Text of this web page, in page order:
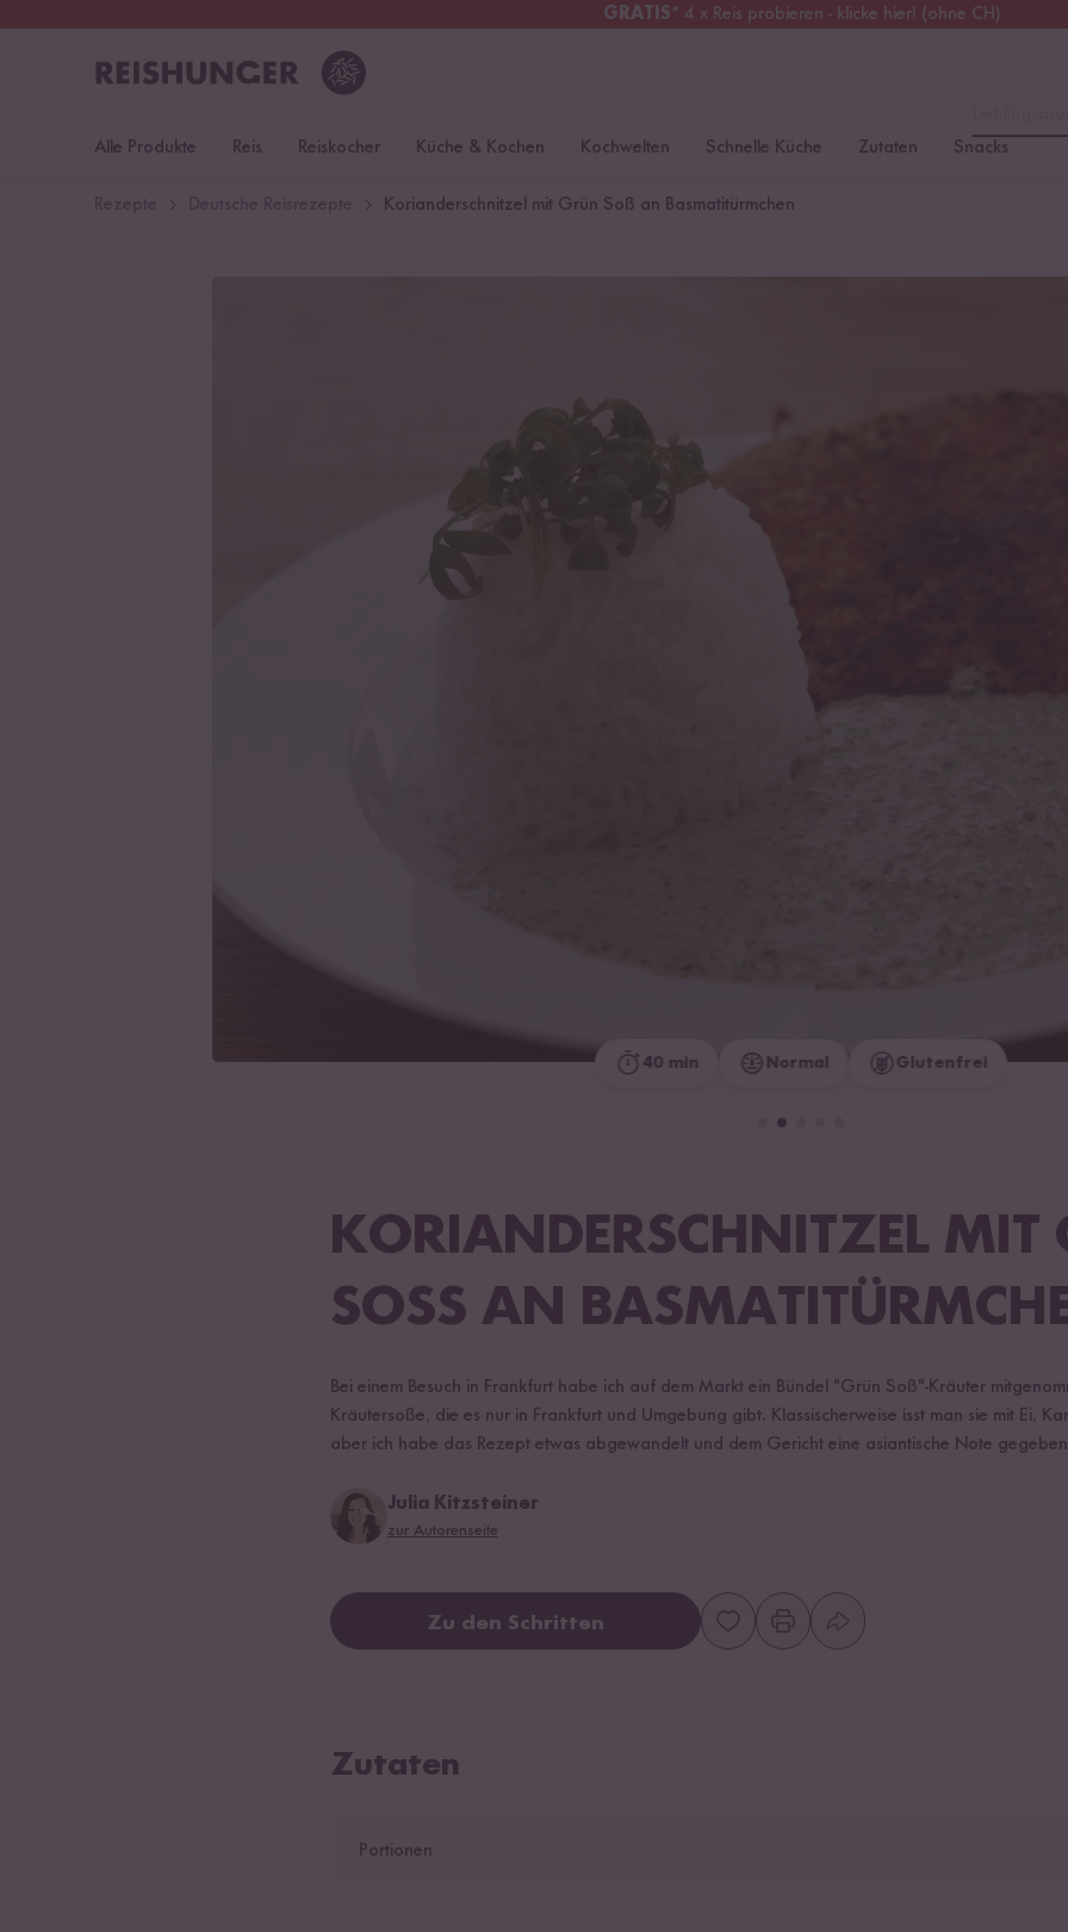
GRATIS* 4 x Reis probieren - klicke hier! (ohne CH)
Kostenloser Versand
Alle Produkte Reis Reiskocher Küche & Kochen Kochwelten Schnelle Küche Zutaten Snacks
Korianderschnitzel mit Grün Soß an Basmatitürmchen
40 min Normal Glutenfrei
KORIANDERSCHNITZEL MIT
SOSS AN
Bei einem Besuch in Frankfurt habe ich auf dem Markt ein Bündel "Grün Soß"-Kräuter
Kräutersoße, die es nur in Frankfurt und Umgebung gibt. Klassischerweise isst man sie mit Ei,
aber ich habe das Rezept etwas abgewandelt und dem Gericht eine asiantische Note
Julia Kitzsteiner
zur Autorenseite
Zu den Schritten
Zutaten
Portionen